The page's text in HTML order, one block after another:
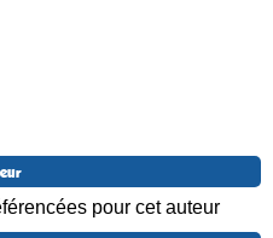
pour cet auteur